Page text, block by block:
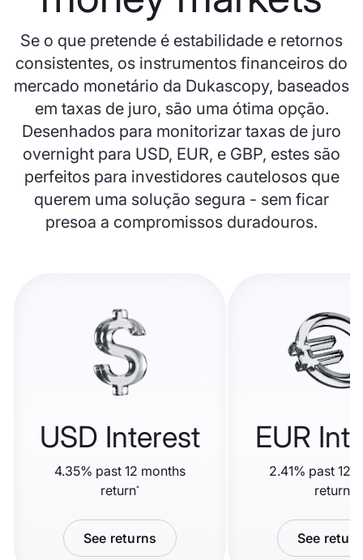
Se o que pretende é estabilidade e retornos
consistentes, os instrumentos financeiros do
mercado monetário da Dukascopy, baseados
em taxas de juro, são uma ótima opção.
Desenhados para monitorizar taxas de juro
overnight para USD, EUR, e GBP, estes são
perfeitos para investidores cautelosos que
querem uma solução segura - sem ficar
presoa a compromissos duradouros.
USD Interest
4.35% past 12 months
return*
See returns
EUR
2.41% past 12
return
See